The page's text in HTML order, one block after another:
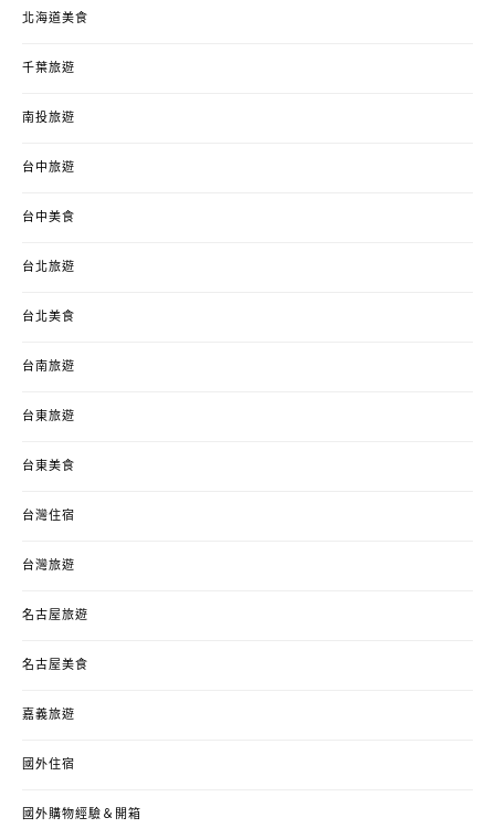
北海道美食
千葉旅遊
南投旅遊
台中旅遊
台中美食
台北旅遊
台北美食
台南旅遊
台東旅遊
台東美食
台灣住宿
台灣旅遊
名古屋旅遊
名古屋美食
嘉義旅遊
國外住宿
國外購物經驗＆開箱